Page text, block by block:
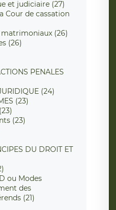
et judiciaire (27)
Cour de cassation
(26)
(26)
PENALES
(24)
(23)
(23)
DU DROIT ET
ou Modes
des
(21)